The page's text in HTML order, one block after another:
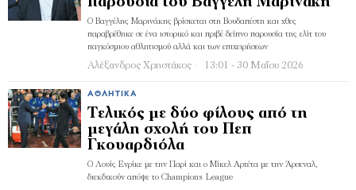
Ο Βαγγέλης Μαρινάκης βρίσκεται στη Βουδαπέστη και χθες
παραβρέθηκε σε ένα ιστορικό και πριβέ δείπνο παρουσία της ελίτ του
παγκόσμιου αθλητισμού αλλά και των επιχειρήσεων
Αλέξανδρος Χρηστάκος 13:01 - 30 Μαΐου 2026
ΑΘΛΗΤΙΚΆ
Τελικός με δύο φίλους από τη
μεγάλη σχολή του Πεπ
Γκουαρδιόλα
Ο Λουίς Ενρίκε με την Παρί και ο Μίκελ Αρτέτα με την Άρσεναλ,
διεκδικούν απόψε το Champions League